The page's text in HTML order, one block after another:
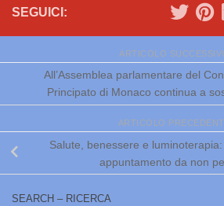
SEGUICI:
ARTICOLO
All’Assemblea parlamentare del
Principato di Monaco continua a
ARTICOLO
Salute, benessere e
appuntamento da non
SEARCH – RICERCA